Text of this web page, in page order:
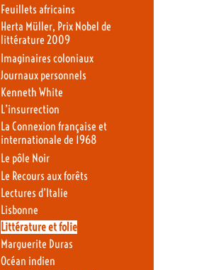
Feuillets africains
Herta Müller, Prix Nobel de
littérature 2009
Imaginaires coloniaux
Journaux personnels
Kenneth White
L’insurrection
La Connexion française et
internationale de 1968
Le pôle Noir
Le Recours aux forêts
Lectures d’Italie
Lisbonne
Littérature et folie
Marguerite Duras
Océan indien